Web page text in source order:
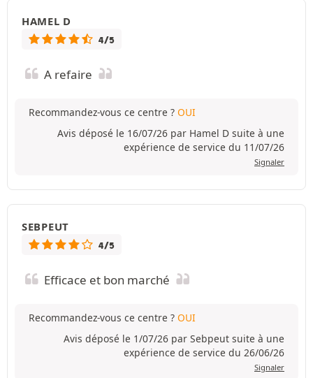
HAMEL D
4/5
A refaire
Recommandez-vous ce centre ? OUI
Avis déposé le 16/07/26 par Hamel D suite à une
expérience de service du 11/07/26
Signaler
SEBPEUT
4/5
Efficace et bon marché
Recommandez-vous ce centre ? OUI
Avis déposé le 1/07/26 par Sebpeut suite à une
expérience de service du 26/06/26
Signaler